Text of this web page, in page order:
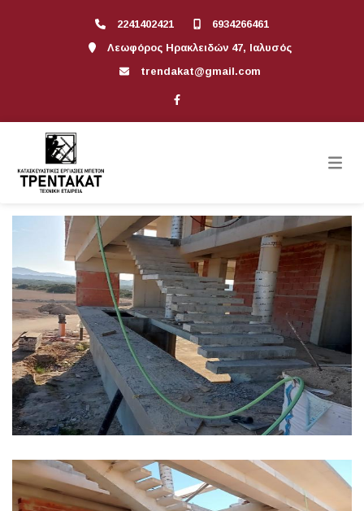
2241402421
6934266461
Λεωφόρος Ηρακλειδών 47, Ιαλυσός
trendakat@gmail.com